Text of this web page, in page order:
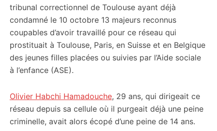
tribunal correctionnel de Toulouse ayant déjà
condamné le 10 octobre 13 majeurs reconnus
coupables d’avoir travaillé pour ce réseau qui
prostituait à Toulouse, Paris, en Suisse et en Belgique
des jeunes filles placées ou suivies par l’Aide sociale
à l’enfance (ASE).
Olivier Habchi Hamadouche, 29 ans, qui dirigeait ce
réseau depuis sa cellule où il purgeait déjà une peine
criminelle, avait alors écopé d’une peine de 14 ans.